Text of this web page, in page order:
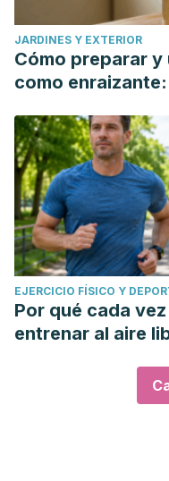
JARDINES Y EXTERIOR
Cómo preparar y
como
EJERCICIO FÍSICO Y
Por qué cada
entrenar al aire